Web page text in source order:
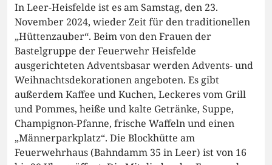
In Leer-Heisfelde ist es am Samstag, den 23.
November 2024, wieder Zeit für den traditionellen
„Hüttenzauber“. Beim von den Frauen der
Bastelgruppe der Feuerwehr Heisfelde
ausgerichteten Adventsbasar werden Advents- und
Weihnachtsdekorationen angeboten. Es gibt
außerdem Kaffee und Kuchen, Leckeres vom Grill
und Pommes, heiße und kalte Getränke, Suppe,
Champignon-Pfanne, frische Waffeln und einen
„Männerparkplatz“. Die Blockhütte am
Feuerwehrhaus (Bahndamm 35 in Leer) ist von 16